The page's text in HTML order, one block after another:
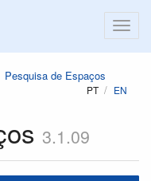
Pesquisa de Espaços
PT EN
3.1.09